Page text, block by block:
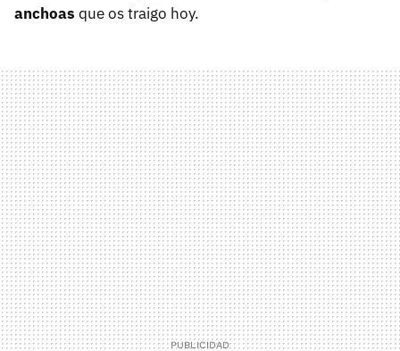
anchoas que os traigo hoy.